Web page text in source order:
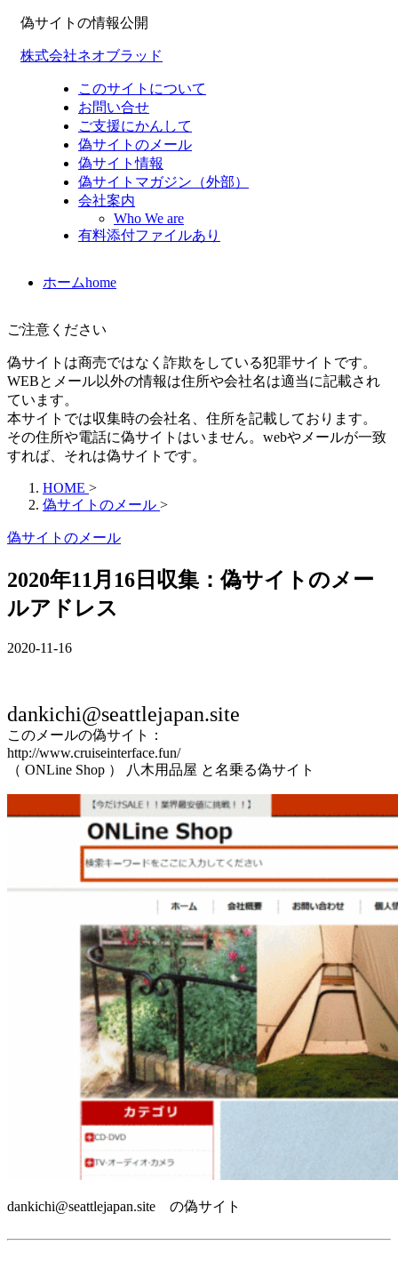
偽サイトの情報公開
株式会社ネオブラッド
このサイトについて
お問い合せ
ご支援にかんして
偽サイトのメール
偽サイト情報
偽サイトマガジン（外部）
会社案内
Who We are
有料添付ファイルあり
ホームhome
ご注意ください
偽サイトは商売ではなく詐欺をしている犯罪サイトです。
WEBとメール以外の情報は住所や会社名は適当に記載され
ています。
本サイトでは収集時の会社名、住所を記載しております。
その住所や電話に偽サイトはいません。webやメールが一致
すれば、それは偽サイトです。
HOME >
偽サイトのメール >
偽サイトのメール
2020年11月16日収集：偽サイトのメー
ルアドレス
2020-11-16
dankichi@seattlejapan.site
このメールの偽サイト：
http://www.cruiseinterface.fun/
（ ONLine Shop ） 八木用品屋 と名乗る偽サイト
dankichi@seattlejapan.site の偽サイト